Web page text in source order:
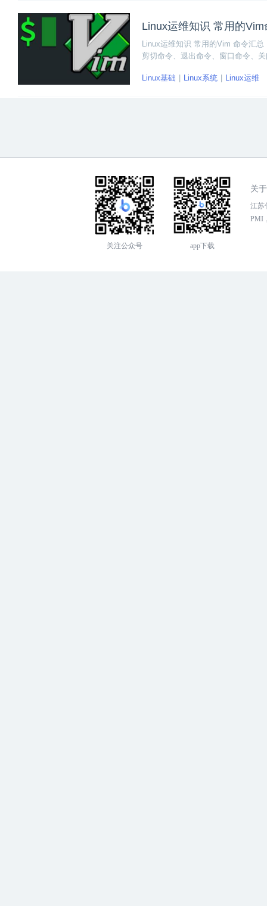
Linux运维知识 常用的
Linux运维知识 常用的Vim 命令汇
剪切命令、退出命令、窗口命令、
Linux基础 Linux系统 Linux运维
关注公众号 app下载
关
江苏
PMI